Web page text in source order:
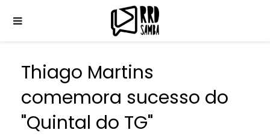
Thiago Martins
comemora sucesso do
"Quintal do TG"